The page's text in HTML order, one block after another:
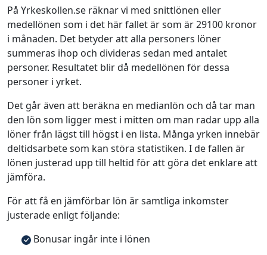
På Yrkeskollen.se räknar vi med snittlönen eller
medellönen som i det här fallet är som är 29100 kronor
i månaden. Det betyder att alla personers löner
summeras ihop och divideras sedan med antalet
personer. Resultatet blir då medellönen för dessa
personer i yrket.
Det går även att beräkna en medianlön och då tar man
den lön som ligger mest i mitten om man radar upp alla
löner från lägst till högst i en lista. Många yrken innebär
deltidsarbete som kan störa statistiken. I de fallen är
lönen justerad upp till heltid för att göra det enklare att
jämföra.
För att få en jämförbar lön är samtliga inkomster
justerade enligt följande:
Bonusar ingår inte i lönen